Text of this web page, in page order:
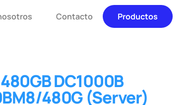
Contacto Productos
DC1000B
480G (Server)